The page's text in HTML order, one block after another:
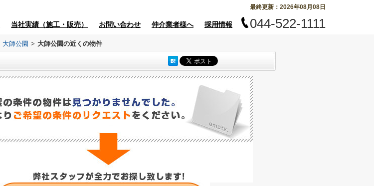
最終更新：2026年08月08日
当社実績（施工・販売） お問い合わせ 仲介業者様へ 採用情報 044-522-1111
大師公園 > 大師公園の近くの物件